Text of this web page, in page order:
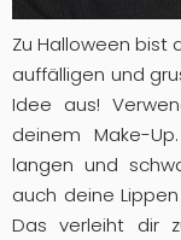
Zu Halloween bist
auffälligen und
Idee aus!
deinem Make-
langen und
auch deine
Das verleiht dir